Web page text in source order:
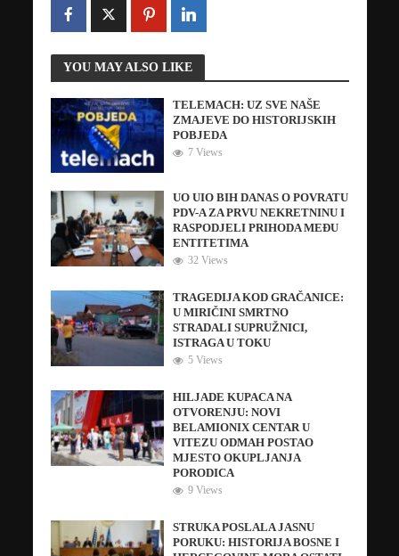
YOU MAY ALSO LIKE
TELEMACH: UZ SVE NAŠE
ZMAJEVE DO HISTORIJSKIH
POBJEDA
7 Views
UO UIO BIH DANAS O POVRATU
PDV-A ZA PRVU NEKRETNINU I
RASPODJELI PRIHODA MEĐU
ENTITETIMA
32 Views
TRAGEDIJA KOD GRAČANICE:
U MIRIČINI SMRTNO
STRADALI SUPRUŽNICI,
ISTRAGA U TOKU
5 Views
HILJADE KUPACA NA
OTVORENJU: NOVI
BELAMIONIX CENTAR U
VITEZU ODMAH POSTAO
MJESTO OKUPLJANJA
PORODICA
9 Views
STRUKA POSLALA JASNU
PORUKU: HISTORIJA BOSNE I